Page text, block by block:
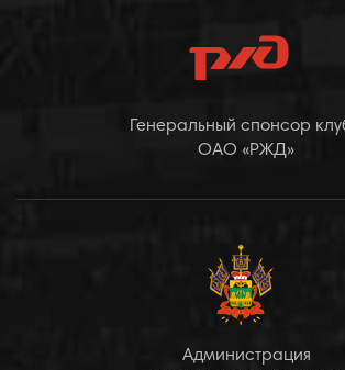
Генеральный спонсор
ОАО «РЖД»
Администрация